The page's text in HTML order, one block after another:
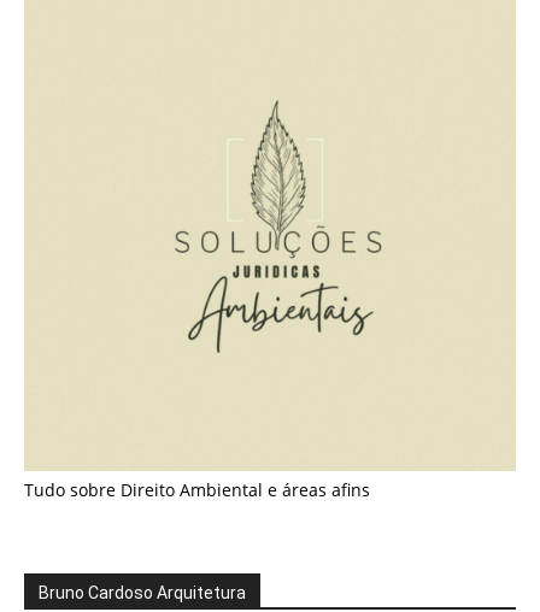
Tudo sobre Direito Ambiental e áreas afins
Bruno Cardoso Arquitetura